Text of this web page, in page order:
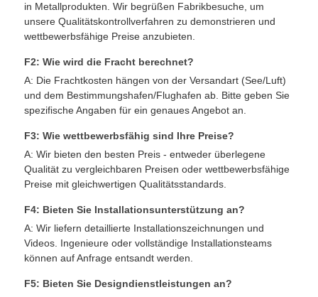
in Metallprodukten. Wir begrüßen Fabrikbesuche, um
unsere Qualitätskontrollverfahren zu demonstrieren und
wettbewerbsfähige Preise anzubieten.
F2: Wie wird die Fracht berechnet?
A: Die Frachtkosten hängen von der Versandart (See/Luft)
und dem Bestimmungshafen/Flughafen ab. Bitte geben Sie
spezifische Angaben für ein genaues Angebot an.
F3: Wie wettbewerbsfähig sind Ihre Preise?
A: Wir bieten den besten Preis - entweder überlegene
Qualität zu vergleichbaren Preisen oder wettbewerbsfähige
Preise mit gleichwertigen Qualitätsstandards.
F4: Bieten Sie Installationsunterstützung an?
A: Wir liefern detaillierte Installationszeichnungen und
Videos. Ingenieure oder vollständige Installationsteams
können auf Anfrage entsandt werden.
F5: Bieten Sie Designdienstleistungen an?